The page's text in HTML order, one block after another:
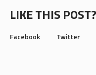
LIKE THIS POST?
Facebook Twitter